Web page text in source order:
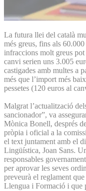
La futura llei del català
més greus, fins als
infraccions molt greus pot
canvi serien uns 3.005
castigades amb multes a
més que l’import més
pessetes (120 euros al
Malgrat l’actualització
sancionador”, va
Mònica Bonell, després
pròpia i oficial a la
el text juntament amb el
Lingüística, Joan Sans.
responsables
per aprovar les seves
preveurà el reglament
Llengua i Formació i que